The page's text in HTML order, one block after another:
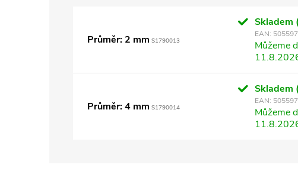
Průměr: 2 mm S1790013
Skladem
EAN:
Můžeme
Průměr: 4 mm S1790014
Skladem
EAN:
Můžeme